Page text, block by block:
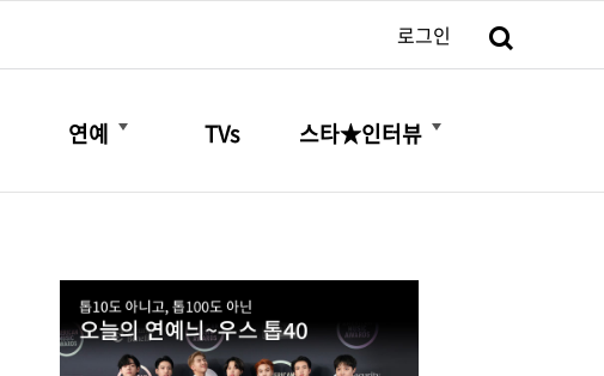
로그인
연예
더보기
TVs 스타★인터뷰
더보기